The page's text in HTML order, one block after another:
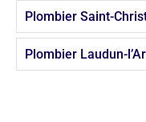
Plombier Saint-
Plombier Laudun-